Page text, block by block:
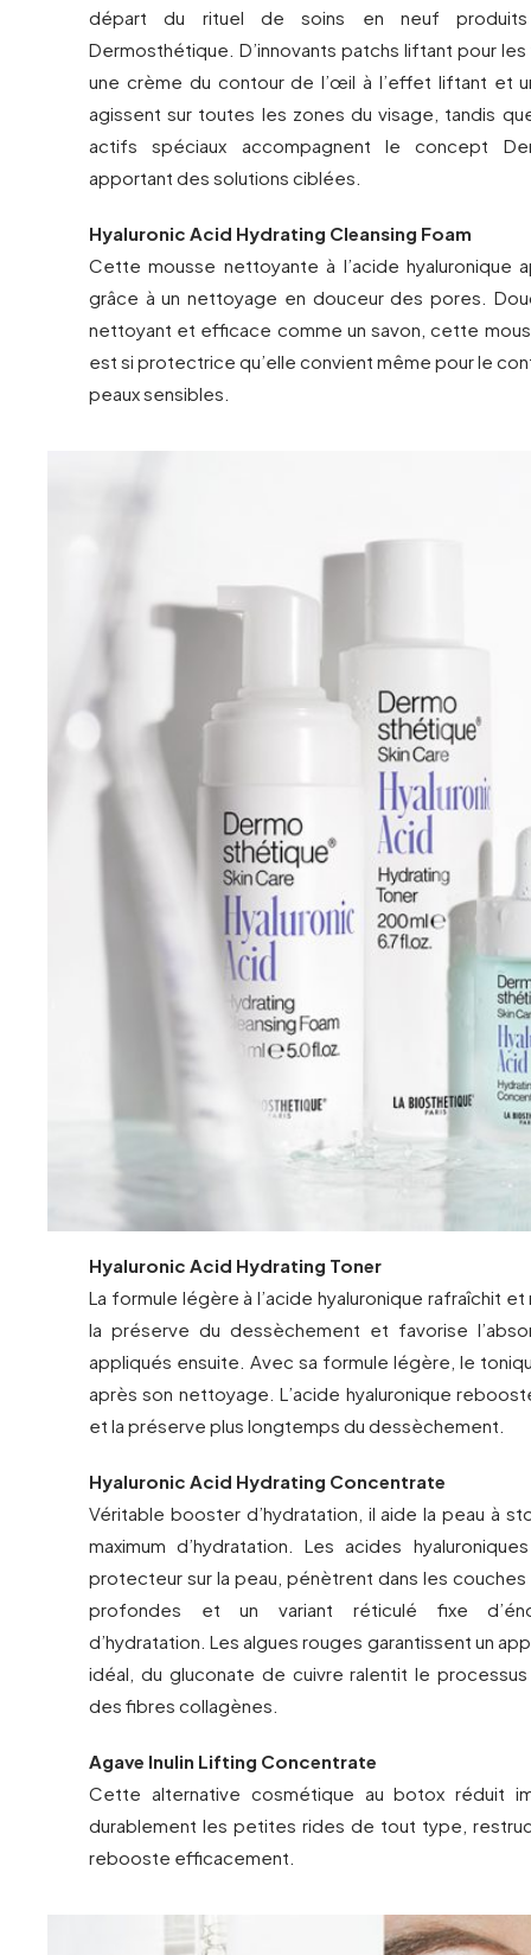
départ du rituel de soins en neuf
Dermosthétique. D’innovants patchs liftant pour
une crème du contour de l’œil à l’effet liftant et
agissent sur toutes les zones du visage, tandis
actifs spéciaux accompagnent le concept
apportant des solutions ciblées.
Hyaluronic Acid Hydrating Cleansing Foam
Cette mousse nettoyante à l’acide hyaluronique
grâce à un nettoyage en douceur des pores.
nettoyant et efficace comme un savon, cette
est si protectrice qu’elle convient même pour le
peaux sensibles.
Hyaluronic Acid Hydrating Toner
La formule légère à l’acide hyaluronique rafraîchit
la préserve du dessèchement et favorise
appliqués ensuite. Avec sa formule légère, le
après son nettoyage. L’acide hyaluronique
et la préserve plus longtemps du dessèchement.
Hyaluronic Acid Hydrating Concentrate
Véritable booster d’hydratation, il aide la peau à
maximum d’hydratation. Les acides
protecteur sur la peau, pénètrent dans les
profondes et un variant réticulé fixe
d’hydratation. Les algues rouges garantissent un
idéal, du gluconate de cuivre ralentit le
des fibres collagènes.
Agave Inulin Lifting Concentrate
Cette alternative cosmétique au botox réduit
durablement les petites rides de tout type,
rebooste efficacement.